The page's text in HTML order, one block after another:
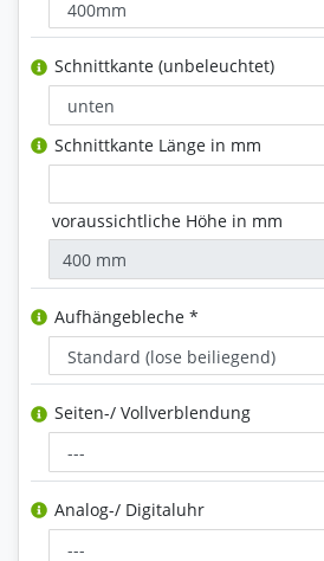
Schnittkante (unbeleuchtet)
Schnittkante Länge in mm
voraussichtliche Höhe in mm
Aufhängebleche *
Seiten-/ Vollverblendung
Analog-/ Digitaluhr